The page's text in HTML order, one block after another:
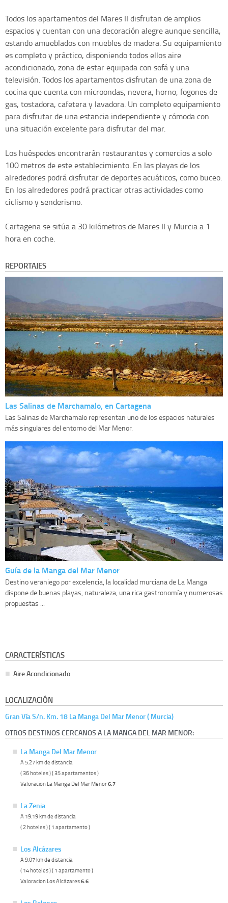
Todos los apartamentos del Mares II disfrutan de amplios
espacios y cuentan con una decoración alegre aunque sencilla,
estando amueblados con muebles de madera. Su equipamiento
es completo y práctico, disponiendo todos ellos aire
acondicionado, zona de estar equipada con sofá y una
televisión. Todos los apartamentos disfrutan de una zona de
cocina que cuenta con microondas, nevera, horno, fogones de
gas, tostadora, cafetera y lavadora. Un completo equipamiento
para disfrutar de una estancia independiente y cómoda con
una situación excelente para disfrutar del mar.
Los huéspedes encontrarán restaurantes y comercios a solo
100 metros de este establecimiento. En las playas de los
alrededores podrá disfrutar de deportes acuáticos, como buceo.
En los alrededores podrá practicar otras actividades como
ciclismo y senderismo.
Cartagena se sitúa a 30 kilómetros de Mares II y Murcia a 1
hora en coche.
REPORTAJES
Las Salinas de Marchamalo, en Cartagena
Las Salinas de Marchamalo representan uno de los espacios naturales
más singulares del entorno del Mar Menor.
Guía de la Manga del Mar Menor
Destino veraniego por excelencia, la localidad murciana de La Manga
dispone de buenas playas, naturaleza, una rica gastronomía y numerosas
propuestas ...
CARACTERÍSTICAS
Aire Acondicionado
LOCALIZACIÓN
Gran Vía S/n. Km. 18 La Manga Del Mar Menor ( Murcia)
OTROS DESTINOS CERCANOS A LA MANGA DEL MAR MENOR:
La Manga Del Mar Menor
A 5.27 km de distancia
( 36 hoteles ) ( 35 apartamentos )
Valoracion La Manga Del Mar Menor6.7
La Zenia
A 19.19 km de distancia
( 2 hoteles ) ( 1 apartamento )
Los Alcázares
A 9.07 km de distancia
( 14 hoteles ) ( 1 apartamento )
Valoracion Los Alcázares6.6